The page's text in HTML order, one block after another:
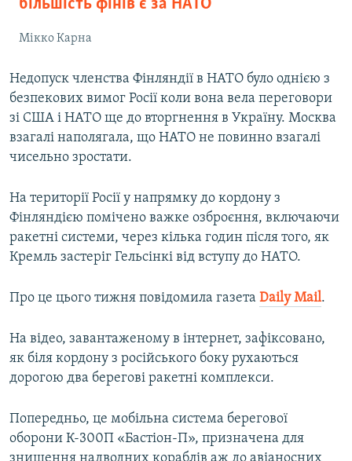
більшість фінів є за НАТО
Мікко Карна
Недопуск членства Фінляндії в НАТО було однією з
безпекових вимог Росії коли вона вела переговори
зі США і НАТО ще до вторгнення в Україну. Москва
взагалі наполягала, що НАТО не повинно взагалі
чисельно зростати.
На території Росії у напрямку до кордону з
Фінляндією помічено важке озброєння, включаючи
ракетні системи, через кілька годин після того, як
Кремль застеріг Гельсінкі від вступу до НАТО.
Про це цього тижня повідомила газета Daily Mail.
На відео, завантаженому в інтернет, зафіксовано,
як біля кордону з російського боку рухаються
дорогою два берегові ракетні комплекси.
Попередньо, це мобільна система берегової
оборони К-300П «Бастіон-П», призначена для